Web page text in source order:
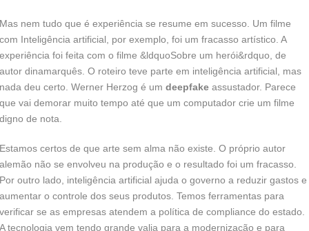
Mas nem tudo que é experiência se resume em sucesso. Um filme
com Inteligência artificial, por exemplo, foi um fracasso artístico. A
experiência foi feita com o filme &ldquoSobre um herói&rdquo, de
autor dinamarquês. O roteiro teve parte em inteligência artificial, mas
nada deu certo. Werner Herzog é um deepfake assustador. Parece
que vai demorar muito tempo até que um computador crie um filme
digno de nota.
Estamos certos de que arte sem alma não existe. O próprio autor
alemão não se envolveu na produção e o resultado foi um fracasso.
Por outro lado, inteligência artificial ajuda o governo a reduzir gastos e
aumentar o controle dos seus produtos. Temos ferramentas para
verificar se as empresas atendem a política de compliance do estado.
A tecnologia vem tendo grande valia para a modernização e para